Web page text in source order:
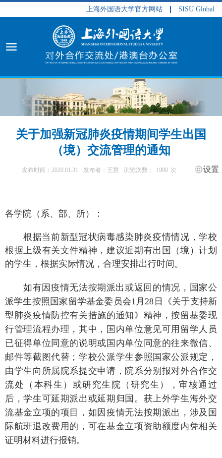
上海外国语大学官方网站 SISU Global
关于加强新冠肺炎疫情期间学生出国
（境）交流管理的通知
发布时间：2020.01.31 发布者：王慧 浏览次数： 1980 次 设置
各学院（系、部、所）：
根据当前新型冠状病毒感染肺炎疫情情况，学校
根据上级有关文件精神，建议近期有出国（境）计划
的学生，根据实际情况，合理安排出行时间。
如有因疫情无法按期派出或返回的情况，国家公
派学生按照国家留学基金委员会1 月28 日《关于支持新
型肺炎疫情防控有关措施的通知》精神，按留基委现
行管理流程办理，其中，国内单位意见可用留学人员
已征得单位同意的说明或国内单位同意的往来微信、
邮件等截图代替；学校公派学生参照国家公派规定，
由学生向所属院系提交申请，院系分别报对外合作交
流处（本科生）或研究生院（研究生），审核通过
后，学生可延期派出或延期归国。获上外学生海外交
流基金立项的项目，如因疫情无法按期派出，涉及国
际航班退改费用的，可在基金立项资助额度内凭相关
证明材料进行报销。